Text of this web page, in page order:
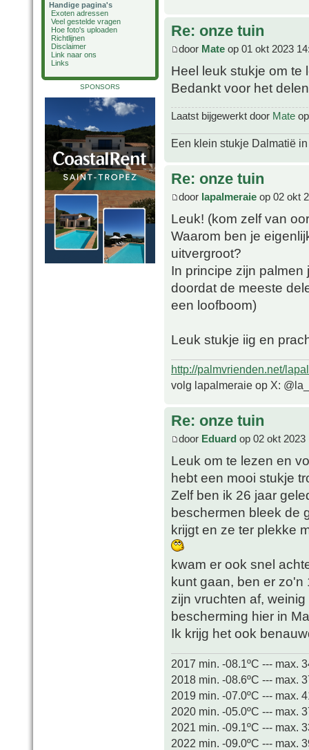
Handige pagina's
Exoten adressen
Veel gestelde vragen
Hoe foto's uploaden
Richtlijnen
Disclaimer
Link naar ons
Links
SPONSORS
Re: onze tuin
door Mate op 01 okt 2023
Heel leuk stukje om te
Bedankt voor het
Laatst bijgewerkt door Mate
Een klein stukje Dalmatië
Re: onze tuin
door lapalmeraie op 02 okt
Leuk! (kom zelf van
Waarom ben je
uitvergroot?
In principe zijn
doordat de meeste
een loofboom)
Leuk stukje iig en
http://palmvrienden.net/
volg lapalmeraie op X:
Re: onze tuin
door Eduard op 02 okt 2023
Leuk om te lezen en
hebt een mooi stukje
Zelf ben ik 26 jaar
beschermen bleek de
krijgt en ze ter plekke
kwam er ook snel
kunt gaan, ben er
zijn vruchten af,
bescherming hier in
Ik krijg het ook
2017 min. -08.1ºC --- max.
2018 min. -08.6ºC --- max.
2019 min. -07.0ºC --- max.
2020 min. -05.0ºC --- max.
2021 min. -09.1ºC --- max.
2022 min. -09.0ºC --- max.